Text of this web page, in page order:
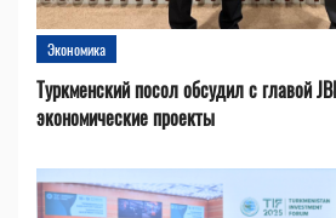
Экономика
Туркменский посол обсудил с главой
экономические проекты